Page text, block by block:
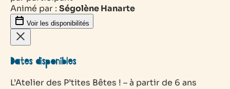
Animé par : Ségolène Hanarte
Voir les disponibilités
Dates disponibles
L’Atelier des P’tites Bêtes ! – à partir de 6 ans